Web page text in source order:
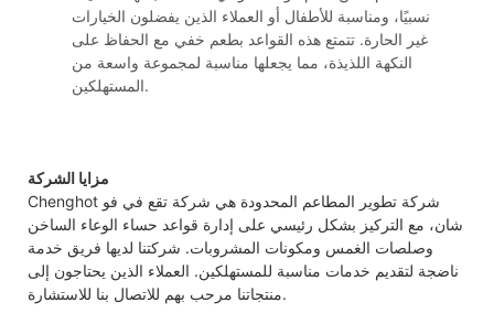
نسبيًا، ومناسبة للأطفال أو العملاء الذين يفضلون الخيارات
غير الحارة. تتمتع هذه القواعد بطعم خفي مع الحفاظ على
النكهة اللذيذة، مما يجعلها مناسبة لمجموعة واسعة من
المستهلكين.
مزايا الشركة
Chenghot شركة تطوير المطاعم المحدودة هي شركة تقع في فو
شان، مع التركيز بشكل رئيسي على إدارة قواعد حساء الوعاء الساخن
وصلصات الغمس ومكونات المشروبات. شركتنا لديها فريق خدمة
ناضجة لتقديم خدمات مناسبة للمستهلكين. العملاء الذين يحتاجون إلى
منتجاتنا مرحب بهم للاتصال بنا للاستشارة.